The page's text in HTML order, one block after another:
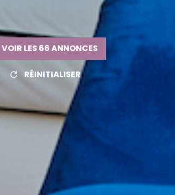
VOIR LES66ANNONCES
RÉINITIALISER